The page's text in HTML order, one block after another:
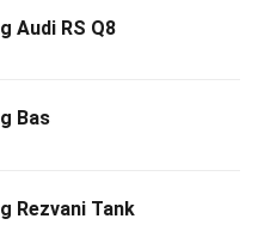
Audi RS Q8
Bas
Rezvani Tank